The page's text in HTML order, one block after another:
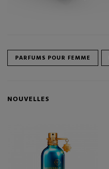
PARFUMS POUR FEMME
NOUVELLES